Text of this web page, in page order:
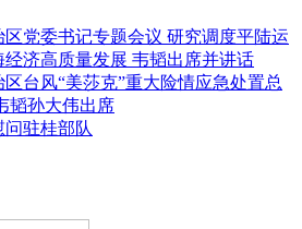
区党委书记专题会议 研究调度平陆运
济高质量发展 韦韬出席并讲话
台风“美莎克”重大险情应急处置总
韬孙大伟出席
问驻桂部队